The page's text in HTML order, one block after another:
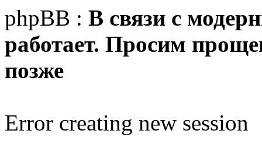
phpBB : В связи с
работает. Просим
позже
Error creating new session